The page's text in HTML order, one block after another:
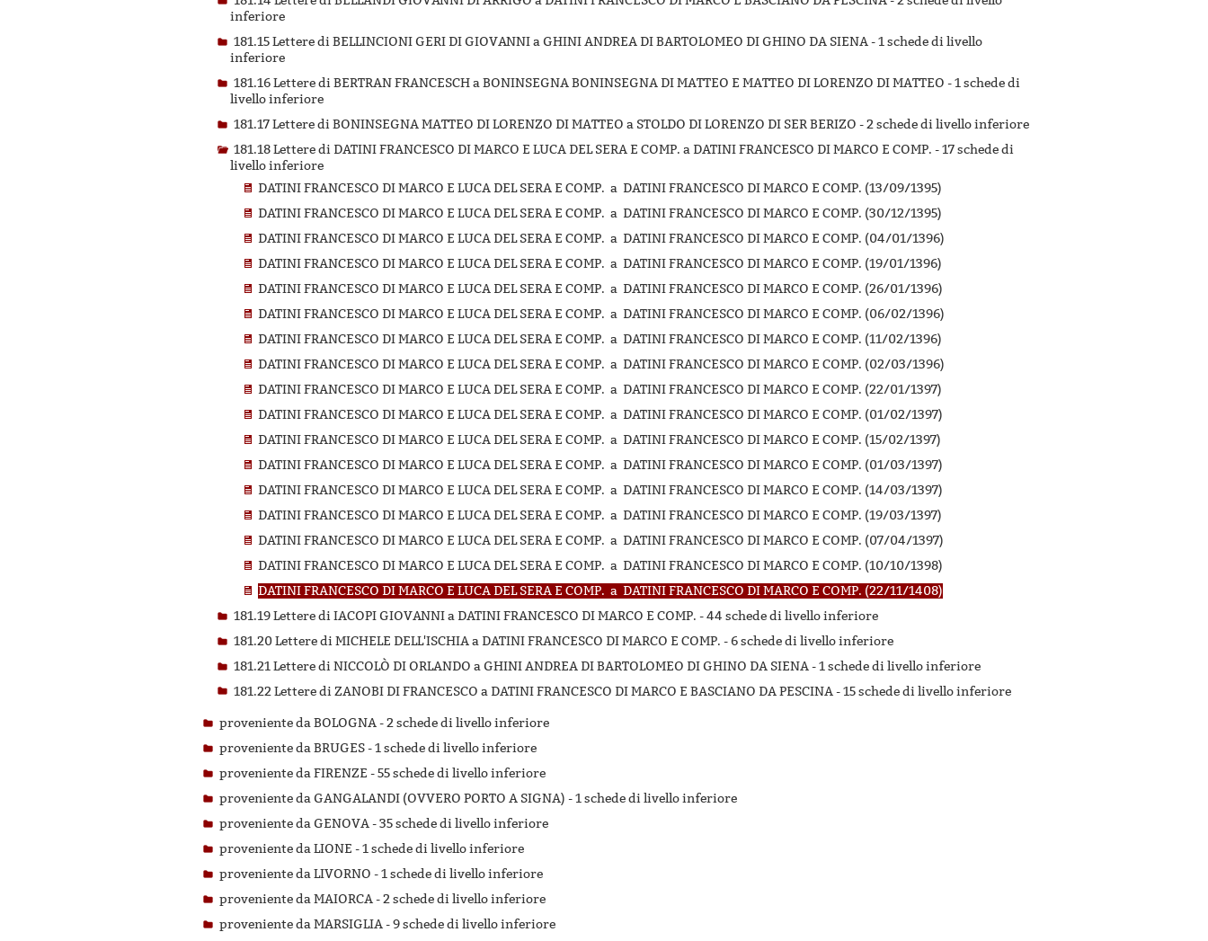
inferiore
181.15 Lettere di BELLINCIONI GERI DI GIOVANNI a GHINI ANDREA DI BARTOLOMEO DI GHINO DA SIENA -1 schede di livello
inferiore
181.16 Lettere di BERTRAN FRANCESCH a BONINSEGNA BONINSEGNA DI MATTEO E MATTEO DI LORENZO DI MATTEO -1 schede di
livello inferiore
181.17 Lettere di BONINSEGNA MATTEO DI LORENZO DI MATTEO a STOLDO DI LORENZO DI SER BERIZO -2 schede di livello inferiore
181.18 Lettere di DATINI FRANCESCO DI MARCO E LUCA DEL SERA E COMP. a DATINI FRANCESCO DI MARCO E COMP. -17 schede di
livello inferiore
DATINI FRANCESCO DI MARCO E LUCA DEL SERA E COMP. a DATINI FRANCESCO DI MARCO E COMP. (13/09/1395)
DATINI FRANCESCO DI MARCO E LUCA DEL SERA E COMP. a DATINI FRANCESCO DI MARCO E COMP. (30/12/1395)
DATINI FRANCESCO DI MARCO E LUCA DEL SERA E COMP. a DATINI FRANCESCO DI MARCO E COMP. (04/01/1396)
DATINI FRANCESCO DI MARCO E LUCA DEL SERA E COMP. a DATINI FRANCESCO DI MARCO E COMP. (19/01/1396)
DATINI FRANCESCO DI MARCO E LUCA DEL SERA E COMP. a DATINI FRANCESCO DI MARCO E COMP. (26/01/1396)
DATINI FRANCESCO DI MARCO E LUCA DEL SERA E COMP. a DATINI FRANCESCO DI MARCO E COMP. (06/02/1396)
DATINI FRANCESCO DI MARCO E LUCA DEL SERA E COMP. a DATINI FRANCESCO DI MARCO E COMP. (11/02/1396)
DATINI FRANCESCO DI MARCO E LUCA DEL SERA E COMP. a DATINI FRANCESCO DI MARCO E COMP. (02/03/1396)
DATINI FRANCESCO DI MARCO E LUCA DEL SERA E COMP. a DATINI FRANCESCO DI MARCO E COMP. (22/01/1397)
DATINI FRANCESCO DI MARCO E LUCA DEL SERA E COMP. a DATINI FRANCESCO DI MARCO E COMP. (01/02/1397)
DATINI FRANCESCO DI MARCO E LUCA DEL SERA E COMP. a DATINI FRANCESCO DI MARCO E COMP. (15/02/1397)
DATINI FRANCESCO DI MARCO E LUCA DEL SERA E COMP. a DATINI FRANCESCO DI MARCO E COMP. (01/03/1397)
DATINI FRANCESCO DI MARCO E LUCA DEL SERA E COMP. a DATINI FRANCESCO DI MARCO E COMP. (14/03/1397)
DATINI FRANCESCO DI MARCO E LUCA DEL SERA E COMP. a DATINI FRANCESCO DI MARCO E COMP. (19/03/1397)
DATINI FRANCESCO DI MARCO E LUCA DEL SERA E COMP. a DATINI FRANCESCO DI MARCO E COMP. (07/04/1397)
DATINI FRANCESCO DI MARCO E LUCA DEL SERA E COMP. a DATINI FRANCESCO DI MARCO E COMP. (10/10/1398)
DATINI FRANCESCO DI MARCO E LUCA DEL SERA E COMP. a DATINI FRANCESCO DI MARCO E COMP. (22/11/1408)
181.19 Lettere di IACOPI GIOVANNI a DATINI FRANCESCO DI MARCO E COMP. -44 schede di livello inferiore
181.20 Lettere di MICHELE DELL'ISCHIA a DATINI FRANCESCO DI MARCO E COMP. -6 schede di livello inferiore
181.21 Lettere di NICCOLÒ DI ORLANDO a GHINI ANDREA DI BARTOLOMEO DI GHINO DA SIENA -1 schede di livello inferiore
181.22 Lettere di ZANOBI DI FRANCESCO a DATINI FRANCESCO DI MARCO E BASCIANO DA PESCINA -15 schede di livello inferiore
proveniente da BOLOGNA -2 schede di livello inferiore
proveniente da BRUGES -1 schede di livello inferiore
proveniente da FIRENZE -55 schede di livello inferiore
proveniente da GANGALANDI (OVVERO PORTO A SIGNA) -1 schede di livello inferiore
proveniente da GENOVA -35 schede di livello inferiore
proveniente da LIONE -1 schede di livello inferiore
proveniente da LIVORNO -1 schede di livello inferiore
proveniente da MAIORCA -2 schede di livello inferiore
proveniente da MARSIGLIA -9 schede di livello inferiore